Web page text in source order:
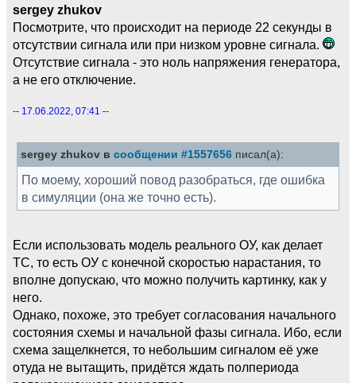
sergey zhukov
Посмотрите, что происходит на периоде 22 секунды в
отсутствии сигнала или при низком уровне сигнала.
Отсутствие сигнала - это ноль напряжения генератора,
а не его отключение.
-- 17.06.2022, 07:41 --
sergey zhukov в сообщении #1557656 писал(а):
По моему, хороший повод разобраться, где ошибка
в симуляции (она же точно есть).
Если использовать модель реального ОУ, как делает
ТС, то есть ОУ с конечной скоростью нарастания, то
вполне допускаю, что можно получить картинку, как у
него.
Однако, похоже, это требует согласования начального
состояния схемы и начальной фазы сигнала. Ибо, если
схема защелкнется, то небольшим сигналом её уже
отуда не вытащить, придётся ждать полпериода